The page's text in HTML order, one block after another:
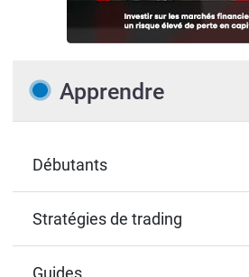
Apprendre
Débutants
Stratégies de trading